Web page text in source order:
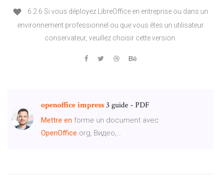
6.2.6 Si vous déployez LibreOffice en entreprise ou dans un
environnement professionnel ou que vous êtes un utilisateur
conservateur, veuillez choisir cette version.
openofficeimpress3 guide - PDF
Mettre en forme un document avec
OpenOffice.org, Видео,…